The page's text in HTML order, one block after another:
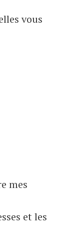
vous
mes
et les